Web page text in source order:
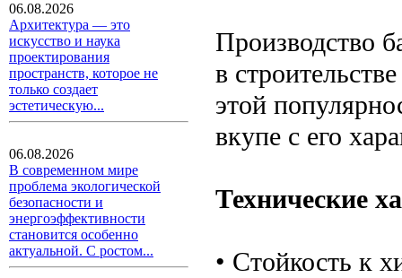
06.08.2026
Архитектура — это
искусство и наука
проектирования
пространств, которое не
только создает
эстетическую...
06.08.2026
В современном мире
проблема экологической
безопасности и
энергоэффективности
становится особенно
актуальной. С ростом...
Производство
в
этой
вкупе с его
Технические
• Стойкость к